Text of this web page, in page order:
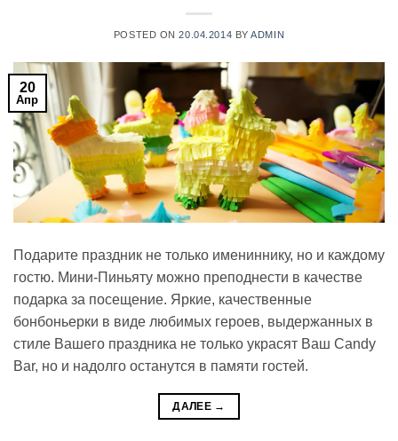
POSTED ON20.04.2014 BYADMIN
20
Апр
Подарите праздник не только имениннику, но и каждому
гостю. Мини-Пиньяту можно преподнести в качестве
подарка за посещение. Яркие, качественные
бонбоньерки в виде любимых героев, выдержанных в
стиле Вашего праздника не только украсят Ваш Candy
Bar, но и надолго останутся в памяти гостей.
ДАЛЕЕ →